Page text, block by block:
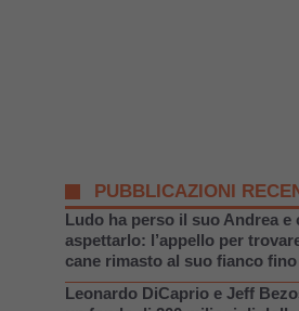
PUBBLICAZIONI
Ludo ha perso il suo Andrea e
aspettarlo: l’appello per
cane rimasto al suo fianco
Leonardo DiCaprio e Jeff